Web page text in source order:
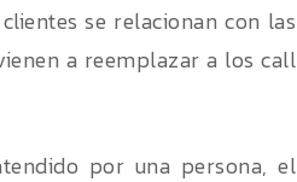
se relacionan con las
a reemplazar a los call
por una persona, el